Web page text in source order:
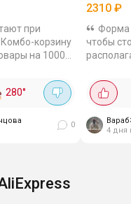
при
корзину
на 1000₽
лыжные
280°
0
2310 ₽
Форма
чтобы
тяжесть.
4 дня